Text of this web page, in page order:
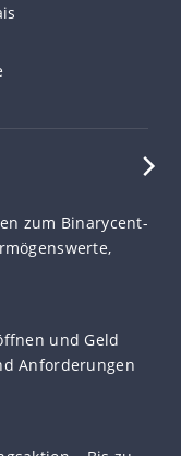
zum Binarycent-
und Geld
Anforderungen